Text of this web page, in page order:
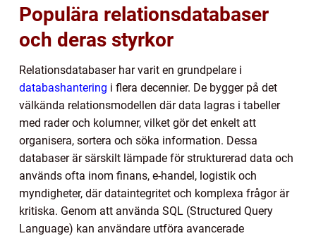
Populära relationsdatabaser
och deras styrkor
Relationsdatabaser har varit en grundpelare i
databashantering i flera decennier. De bygger på det
välkända relationsmodellen där data lagras i tabeller
med rader och kolumner, vilket gör det enkelt att
organisera, sortera och söka information. Dessa
databaser är särskilt lämpade för strukturerad data och
används ofta inom finans, e-handel, logistik och
myndigheter, där dataintegritet och komplexa frågor är
kritiska. Genom att använda SQL (Structured Query
Language) kan användare utföra avancerade